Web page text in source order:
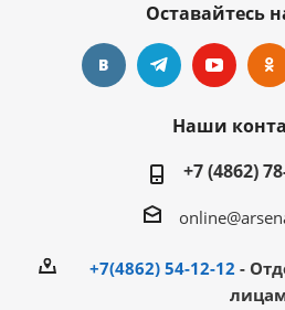
Оставайтесь
Наши
+7 (4862)
+7(4862) 54-12-12 -